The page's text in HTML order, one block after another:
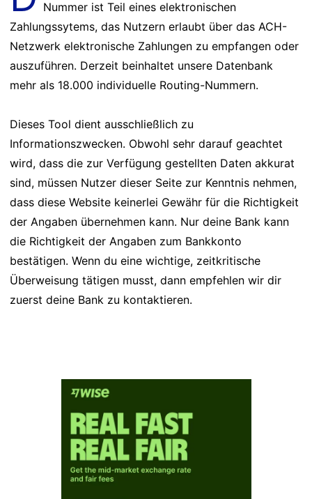
Nummer ist Teil eines elektronischen
Zahlungssytems, das Nutzern erlaubt über das ACH-
Netzwerk elektronische Zahlungen zu empfangen oder
auszuführen. Derzeit beinhaltet unsere Datenbank
mehr als 18.000 individuelle Routing-Nummern.
Dieses Tool dient ausschließlich zu
Informationszwecken. Obwohl sehr darauf geachtet
wird, dass die zur Verfügung gestellten Daten akkurat
sind, müssen Nutzer dieser Seite zur Kenntnis nehmen,
dass diese Website keinerlei Gewähr für die Richtigkeit
der Angaben übernehmen kann. Nur deine Bank kann
die Richtigkeit der Angaben zum Bankkonto
bestätigen. Wenn du eine wichtige, zeitkritische
Überweisung tätigen musst, dann empfehlen wir dir
zuerst deine Bank zu kontaktieren.